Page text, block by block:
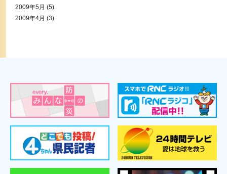
2009年5月 (5)
2009年4月 (3)